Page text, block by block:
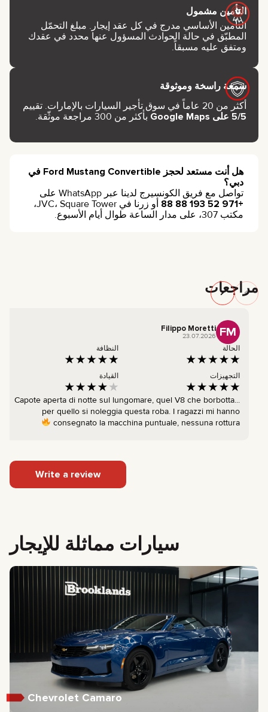
التأمين مشمول
التأمين الأساسي مدرج في كل عقد إيجار. مبلغ التحمّل
المطبّق في حالة الحوادث المسؤول عنها محدد في عقدك
ومتفق عليه مسبقاً.
سمعة راسخة وموثوقة
أكثر من 20 عاماً في سوق تأجير السيارات بالإمارات. تقييم
5/5 على Google Maps
بأكثر من 300 مراجعة موثّقة.
هل أنت مستعد لحجز Ford Mustang Convertible في
دبي؟
تواصل مع فريق الكونسيرج لدينا عبر WhatsApp على
+971 52 193 88 88
أو زرنا في JVC، Square Tower،
مكتب 307، على مدار الساعة طوال أيام الأسبوع.
مراجعات
FM
Filippo Moretti
23.07.2026
الحالة النظافة
التجهيزات القيادة
Capote aperta di notte sul lungomare, quel V8 che borbotta...
per quello si noleggia questa roba. I ragazzi mi hanno
consegnato la macchina puntuale, nessuna rottura
Write a review
سيارات مماثلة للإيجار
Chevrolet Camaro